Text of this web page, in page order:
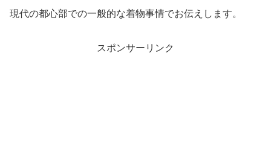
現代の都心部での一般的な着物事情でお伝えします。
スポンサーリンク